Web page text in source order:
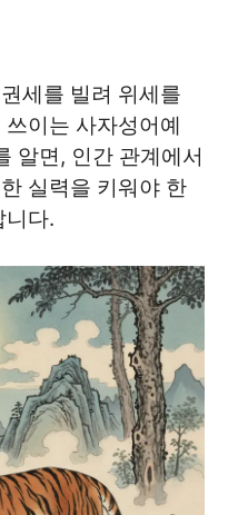
세를 빌려 위세를
이는 사자성어예
알면, 인간 관계에서
실력을 키워야 한
니다.